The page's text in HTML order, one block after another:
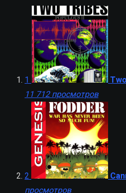
1
11 712 просмотров
2
просмотров